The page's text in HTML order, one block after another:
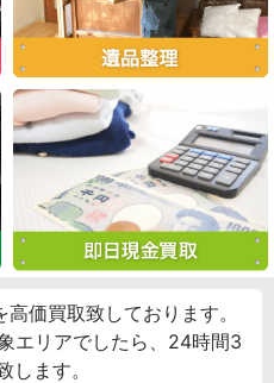
価買取致しております。
エリアでしたら、24時間3
ます。